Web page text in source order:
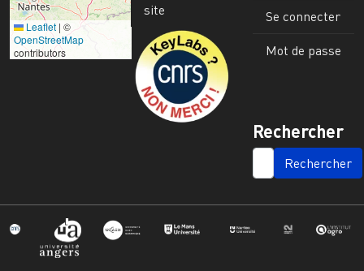
Leaflet | ©
OpenStreetMap
contributors
site
Image
Se connecter
Mot de passe
Rechercher
SEARCH